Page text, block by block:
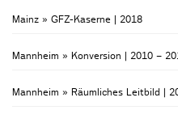
Mainz » GFZ-Kaserne | 2018
Mannheim » Konversion | 2010 –
Mannheim » Räumliches Leitbild |